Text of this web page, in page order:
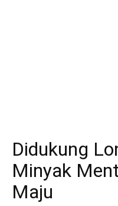
Didukung
Minyak
Maju